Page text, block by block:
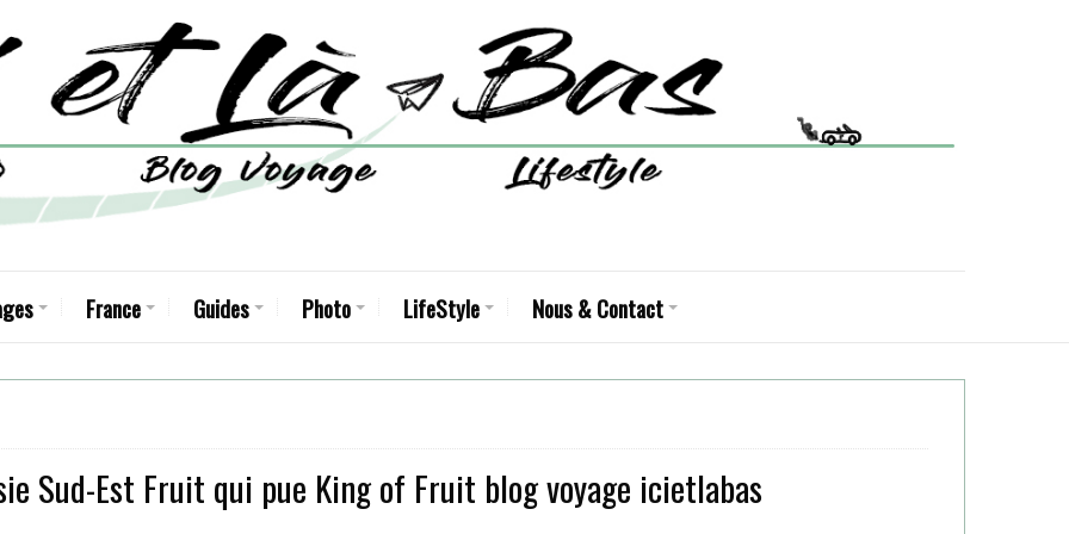
France Guides Photo LifeStyle Nous & Contact
Sud-Est Fruit qui pue King of Fruit blog voyage icietlabas